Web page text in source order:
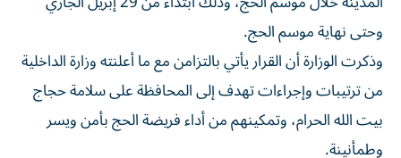
وحتى نهاية موسم الحج.
وذكرت الوزارة أن القرار يأتي بالتزامن مع ما أعلنته وزارة الداخلية
من ترتيبات وإجراءات تهدف إلى المحافظة على سلامة حجاج
بيت الله الحرام، وتمكينهم من أداء فريضة الحج بأمن ويسر
وطمأنينة.